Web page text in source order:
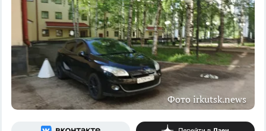
Фото irkutsk.news